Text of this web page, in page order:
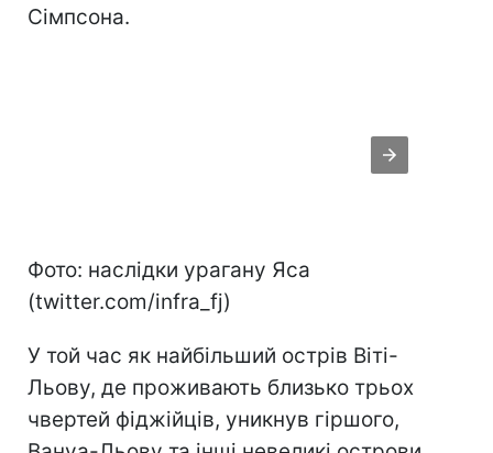
Сімпсона.
Фото: наслідки урагану Яса
(twitter.com/infra_fj)
У той час як найбільший острів Віті-
Льову, де проживають близько трьох
чвертей фіджійців, уникнув гіршого,